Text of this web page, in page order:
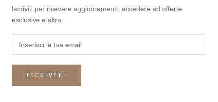
Iscriviti per ricevere aggiornamenti, accedere ad offerte
esclusive e altro.
ISCRIVITI